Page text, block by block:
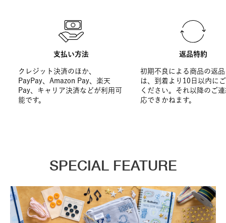
支払い方法
クレジット決済のほか、
PayPay、Amazon Pay、楽天
Pay、キャリア決済などが利用可
能です。
返品特約
初期不良による商品の返
は、到着より10日以内に
ください。それ以降のご
応できかねます。
SPECIAL FEATURE